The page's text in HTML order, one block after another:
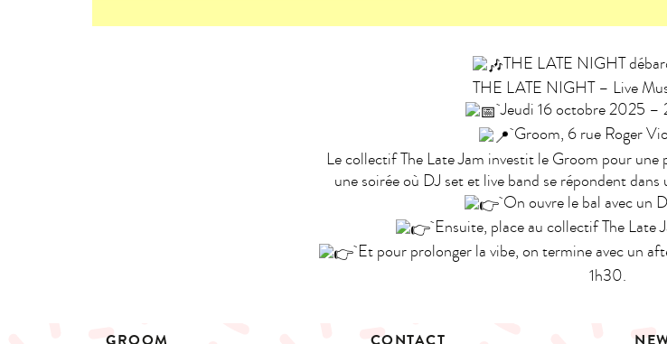
THE LATE NIGHT
THE LATE NIGHT – Live
Jeudi 16 octobre 2025 –
Groom, 6 rue Roger
Le collectif The Late Jam investit le Groom pour
une soirée où DJ set et live band se répondent
On ouvre le bal avec un
Ensuite, place au collectif The Late
Et pour prolonger la vibe, on termine avec un
1h30.